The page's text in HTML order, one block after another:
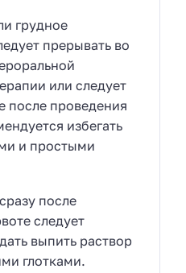
грудное
прерывать во
или следует
после проведения
избегать
и простыми
после
следует
выпить раствор
глотками.